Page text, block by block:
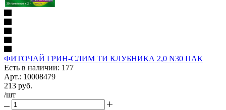
ФИТОЧАЙ ГРИН-СЛИМ ТИ КЛУБНИКА 2,0 N30 ПАК
Есть в наличии: 177
Арт.: 10008479
213 руб.
/шт